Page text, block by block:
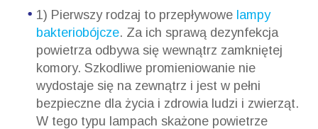
1) Pierwszy rodzaj to przepływowe lampy
bakteriobójcze. Za ich sprawą dezynfekcja
powietrza odbywa się wewnątrz zamkniętej
komory. Szkodliwe promieniowanie nie
wydostaje się na zewnątrz i jest w pełni
bezpieczne dla życia i zdrowia ludzi i zwierząt.
W tego typu lampach skażone powietrze